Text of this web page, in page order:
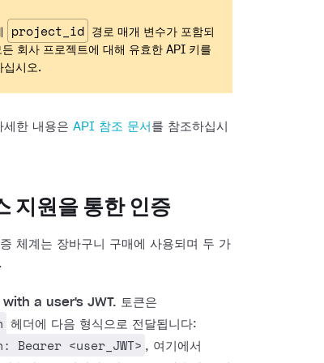
project_id
경로 매개 변수가 포함되
회사 프로젝트에 대해 유효한 API 키를
십시오.
한 내용은 API 참조 문서 를 참조하십시
지원을 통한 인증
체계는 장바구니 구매에 사용되며 두 가
a user's JWT. 토큰은
헤더에 다음 형식으로 전달됩니다:
<user_JWT> , 여기에서